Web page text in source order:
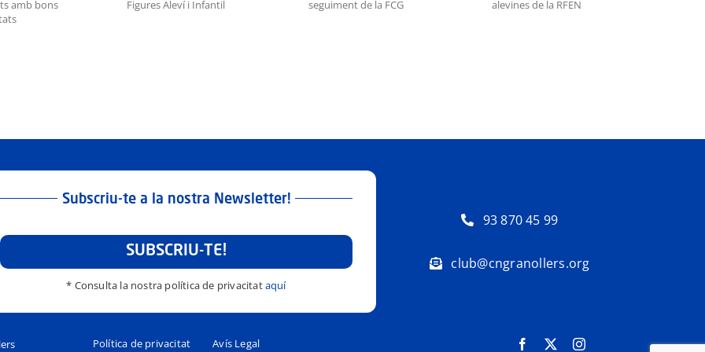
Figures Aleví i
Primer control de
Subscriu-te a la nostra Newsletter!
SUBSCRIU-TE!
* Consulta la nostra política de privacitataquí
93 870 45 99
club@cngranollers.org
Política de privacitat Avís Legal